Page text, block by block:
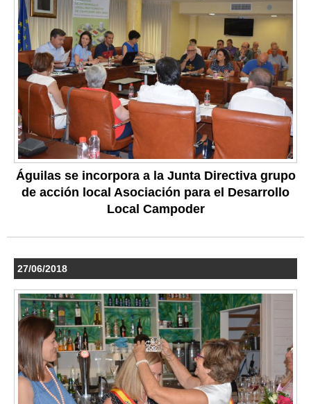
Águilas se incorpora a la Junta Directiva grupo
de acción local Asociación para el Desarrollo
Local Campoder
27/06/2018